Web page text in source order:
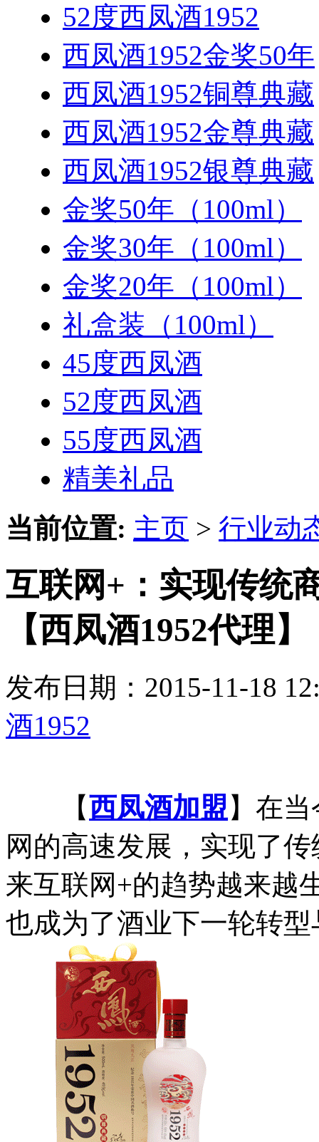
52度西凤酒1952
西凤酒1952金奖50年
西凤酒1952铜尊典藏
西凤酒1952金尊典藏
西凤酒1952银尊典藏
金奖50年（100ml）
金奖30年（100ml）
金奖20年（100ml）
礼盒装（100ml）
45度西凤酒
52度西凤酒
55度西凤酒
精美礼品
当前位置: 主页 > 行业动
互联网+：实现传统
【西凤酒1952代理】
发布日期：2015-11-18
酒1952
【西凤酒加盟 】在
网的高速发展，实现了
来互联网+的趋势越来越
也成为了酒业下一轮转